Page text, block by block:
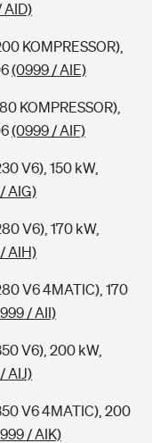
AID)
KOMPRESSOR),
(0999 / AIE)
KOMPRESSOR),
(0999 / AIF)
V6), 150 kW,
AIG)
V6), 170 kW,
AIH)
V6 4MATIC), 170
/ AII)
V6), 200 kW,
AIJ)
V6 4MATIC), 200
/ AIK)